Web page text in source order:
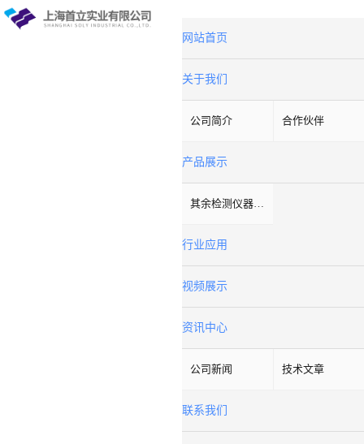
网站首页
关于我们
公司简介 合作伙伴
产品展示
其余检测仪器设备
行业应用
视频展示
资讯中心
公司新闻 技术文章
联系我们